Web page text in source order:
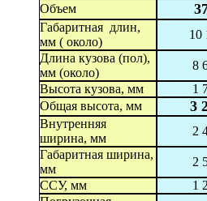
Объем
Габаритная длин,
мм ( около)
10
Длина кузова (пол),
мм (около)
8
Высота кузова, мм
1
Общая высота, мм
3
Внутренняя
ширина, мм
2
Габаритная ширина,
мм
2
ССУ, мм
1